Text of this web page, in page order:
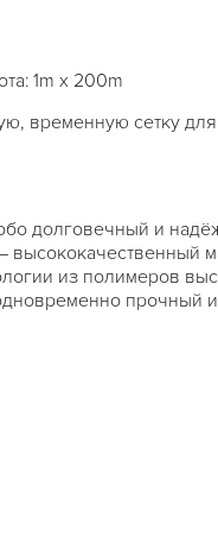
1m x 200m
временную сетку
долговечный и
высококачественный
из полимеров
прочный и